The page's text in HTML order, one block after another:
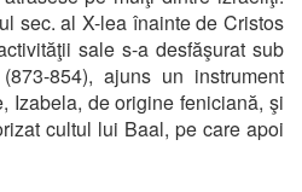
sec. al X-lea înainte de Cristos
sale s-a desfăşurat sub
854), ajuns un instrument
Izabela, de origine feniciană, şi
cultul lui Baal, pe care apoi